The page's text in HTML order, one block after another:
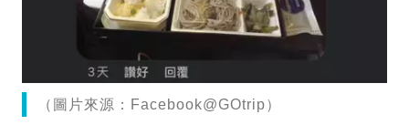
（圖片來源：Facebook@GOtrip）